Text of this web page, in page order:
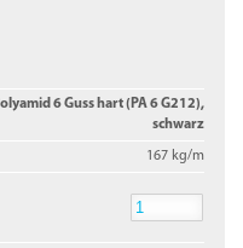
6 Guss hart (PA 6 G212),
schwarz
167 kg/m